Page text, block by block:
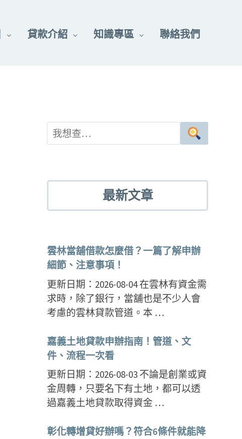
貸款介紹 知識專區 聯絡我們
最新文章
雲林當舖借款怎麼借？一篇了解申辦
細節、注意事項！
更新日期：2026-08-04 在雲林有資金需
求時，除了銀行，當舖也是不少人會
考慮的雲林貸款管道。本 …
嘉義土地貸款申辦指南！管道、文
件、流程一次看
更新日期：2026-08-03 不論是創業或資
金周轉，只要名下有土地，都可以透
過嘉義土地貸款取得資金 …
彰化轉增貸好辦嗎？符合6條件就能降